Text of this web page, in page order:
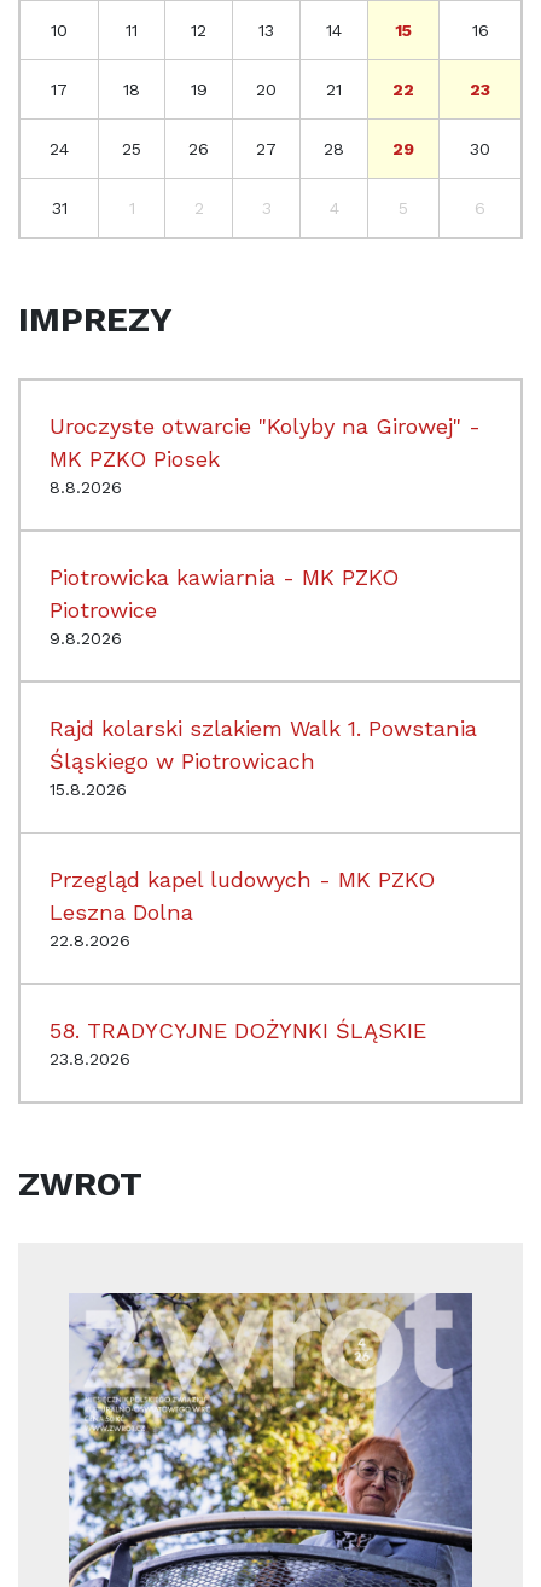
10 11 12 13 14 15 16
17 18 19 20 21 22 23
24 25 26 27 28 29 30
31 1 2 3 4 5 6
IMPREZY
Uroczyste otwarcie "Kolyby na Girowej" -
MK PZKO Piosek
8.8.2026
Piotrowicka kawiarnia - MK PZKO
Piotrowice
9.8.2026
Rajd kolarski szlakiem Walk 1. Powstania
Śląskiego w Piotrowicach
15.8.2026
Przegląd kapel ludowych - MK PZKO
Leszna Dolna
22.8.2026
58. TRADYCYJNE DOŻYNKI ŚLĄSKIE
23.8.2026
ZWROT